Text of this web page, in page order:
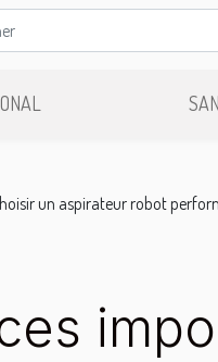
un aspirateur robot